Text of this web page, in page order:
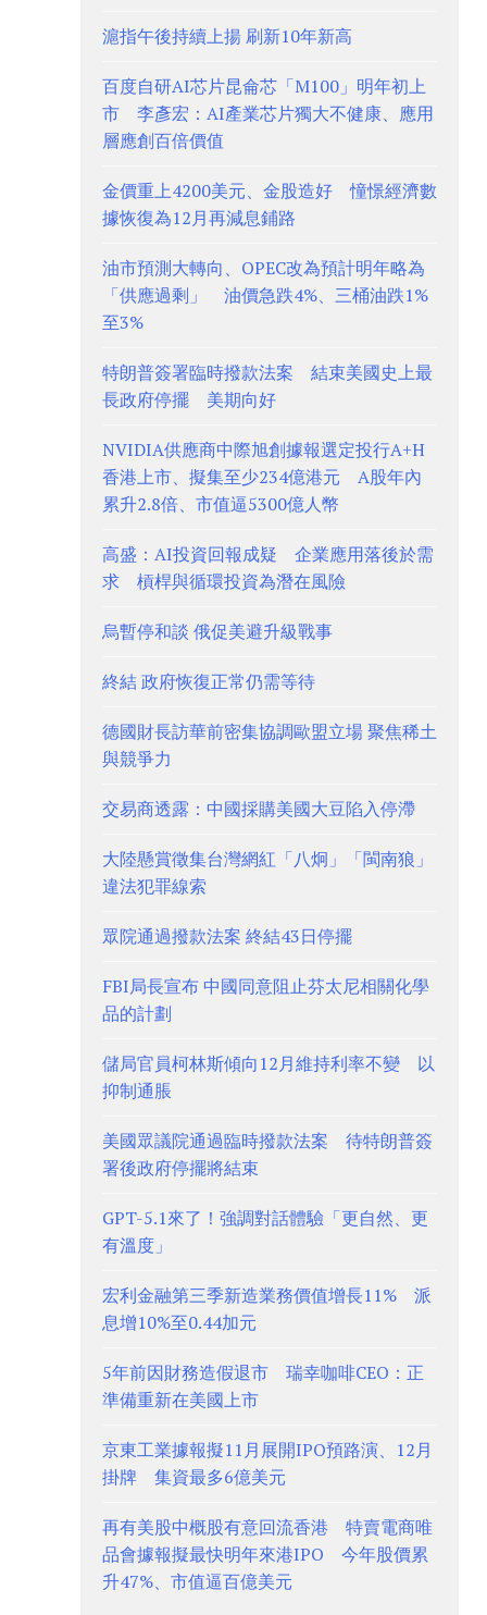
滬指午後持續上揚 刷新10年新高
百度自研AI芯片昆侖芯「M100」明年初上
市 李彥宏：AI產業芯片獨大不健康、應用
層應創百倍價值
金價重上4200美元、金股造好 憧憬經濟數
據恢復為12月再減息鋪路
油市預測大轉向、OPEC改為預計明年略為
「供應過剩」 油價急跌4%、三桶油跌1%
至3%
特朗普簽署臨時撥款法案 結束美國史上最
長政府停擺 美期向好
NVIDIA供應商中際旭創據報選定投行A+H
香港上市、擬集至少234億港元 A股年內
累升2.8倍、市值逼5300億人幣
高盛：AI投資回報成疑 企業應用落後於需
求 槓桿與循環投資為潛在風險
烏暫停和談 俄促美避升級戰事
終結 政府恢復正常仍需等待
德國財長訪華前密集協調歐盟立場 聚焦稀土
與競爭力
交易商透露：中國採購美國大豆陷入停滯
大陸懸賞徵集台灣網紅「八炯」「閩南狼」
違法犯罪線索
眾院通過撥款法案 終結43日停擺
FBI局長宣布 中國同意阻止芬太尼相關化學
品的計劃
儲局官員柯林斯傾向12月維持利率不變 以
抑制通脹
美國眾議院通過臨時撥款法案 待特朗普簽
署後政府停擺將結束
GPT-5.1來了！強調對話體驗「更自然、更
有溫度」
宏利金融第三季新造業務價值增長11% 派
息增10%至0.44加元
5年前因財務造假退市 瑞幸咖啡CEO：正
準備重新在美國上市
京東工業據報擬11月展開IPO預路演、12月
掛牌 集資最多6億美元
再有美股中概股有意回流香港 特賣電商唯
品會據報擬最快明年來港IPO 今年股價累
升47%、市值逼百億美元